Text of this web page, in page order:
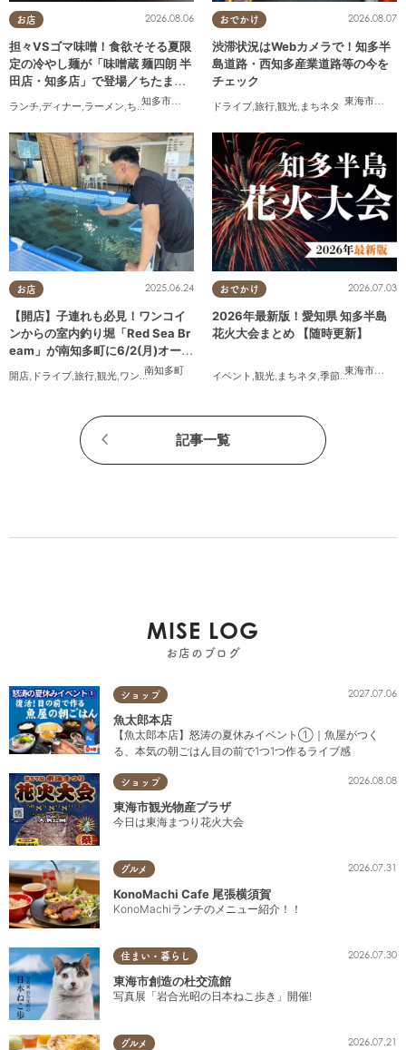
お店
知多市
,半田市
2026.08.06
担々VSゴマ味噌！食欲そそる夏限
定の冷やし麺が「味噌蔵 麺四朗 半
田店・知多店」で登場／ちたまる
ランチ,ディナー,ラーメン,ちたまる広告
おでかけ
東海市
,大府
2026.08.07
渋滞状況はWebカメラで！知多半
島道路・西知多産業道路等の今を
チェック
ドライブ,旅行,観光, まちネタ
お店
南知多町
2025.06.24
【開店】子連れも必見！ワンコイ
ンからの室内釣り堀「Red Sea Br
eam」が南知多町に6/2(月)オープ
開店 ドライブ 旅行 観光 ワンコイン
おでかけ
東海市
,大府
2026.07.03
2026年最新版！愛知県 知多半島
花火大会まとめ 【随時更新】
イベント 観光 まちネタ 季節ネタ ,まとめ記
記事一覧
MISE LOG
お店のブログ
ショップ 2027.07.06
魚太郎本店
【魚太郎本店】怒涛の夏休みイベント①｜魚屋がつく
る、本気の朝ごはん目の前で1つ1つ作るライブ感
ショップ 2026.08.08
東海市観光物産プラザ
今日は東海まつり花火大会
グルメ 2026.07.31
KonoMachi Cafe 尾張横須賀
KonoMachiランチのメニュー紹介！！
住まい・暮らし 2026.07.30
東海市創造の杜交流館
写真展「岩合光昭の日本ねこ歩き」開催!
グルメ 2026.07.21